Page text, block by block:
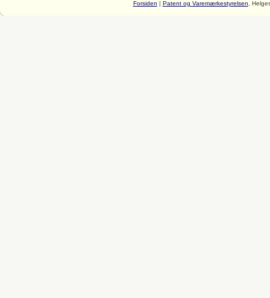
Forsiden | Patent og Varemærkestyrelsen ,